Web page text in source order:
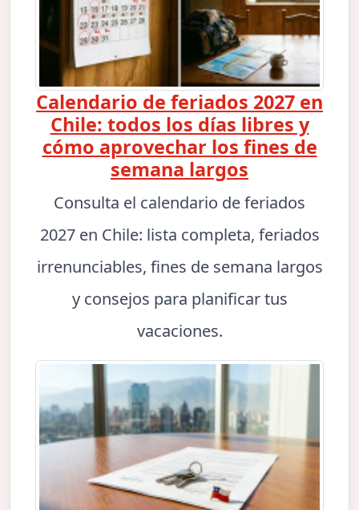
Calendario de feriados 2027 en
Chile: todos los días libres y
cómo aprovechar los fines de
semana largos
Consulta el calendario de feriados
2027 en Chile: lista completa, feriados
irrenunciables, fines de semana largos
y consejos para planificar tus
vacaciones.